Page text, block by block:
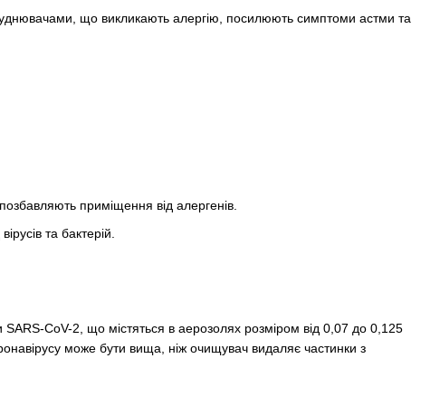
що викликають алергію, посилюють симптоми астми та
приміщення від алергенів.
та бактерій.
SARS-CoV-2, що містяться в аерозолях розміром від 0,07 до 0,125
може бути вища, ніж очищувач видаляє частинки з